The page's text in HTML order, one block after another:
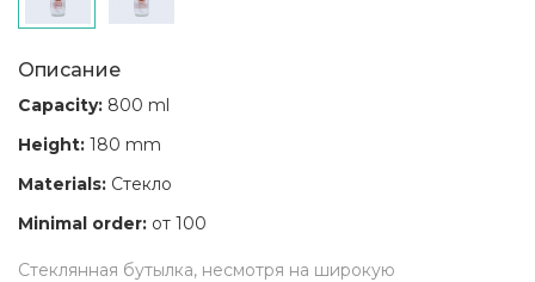
Описание
Capacity: 800 ml
Height: 180 mm
Materials: Стекло
Minimal order: от 100
Стеклянная бутылка, несмотря на широкую